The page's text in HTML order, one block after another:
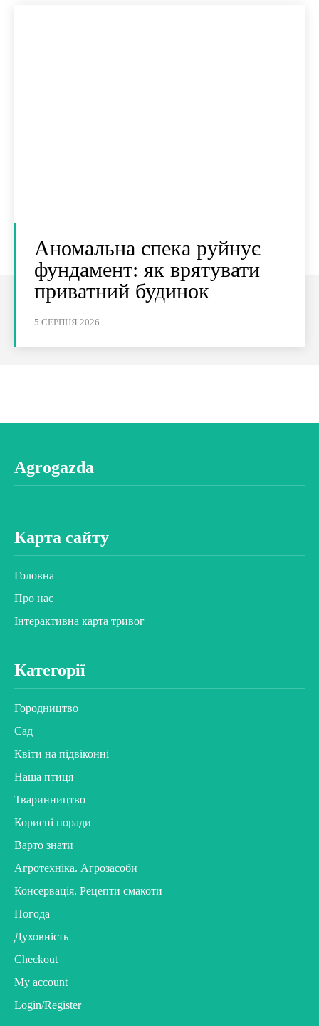
Аномальна спека руйнує
фундамент: як врятувати
приватний будинок
5 СЕРПНЯ 2026
Agrogazda
Карта сайту
Головна
Про нас
Інтерактивна карта тривог
Категорії
Городництво
Сад
Квіти на підвіконні
Наша птиця
Тваринництво
Корисні поради
Варто знати
Агротехніка. Агрозасоби
Консервація. Рецепти смакоти
Погода
Духовність
Checkout
My account
Login/Register